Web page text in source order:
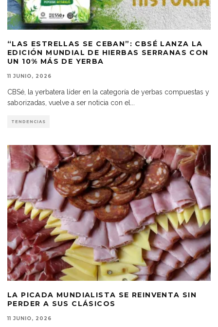
“LAS ESTRELLAS SE CEBAN”: CBSÉ LANZA LA
EDICIÓN MUNDIAL DE HIERBAS SERRANAS CON
UN 10% MÁS DE YERBA
11 JUNIO, 2026
CBSé, la yerbatera líder en la categoría de yerbas compuestas y
saborizadas, vuelve a ser noticia con el
TENDENCIAS
LA PICADA MUNDIALISTA SE REINVENTA SIN
PERDER A SUS CLÁSICOS
11 JUNIO, 2026